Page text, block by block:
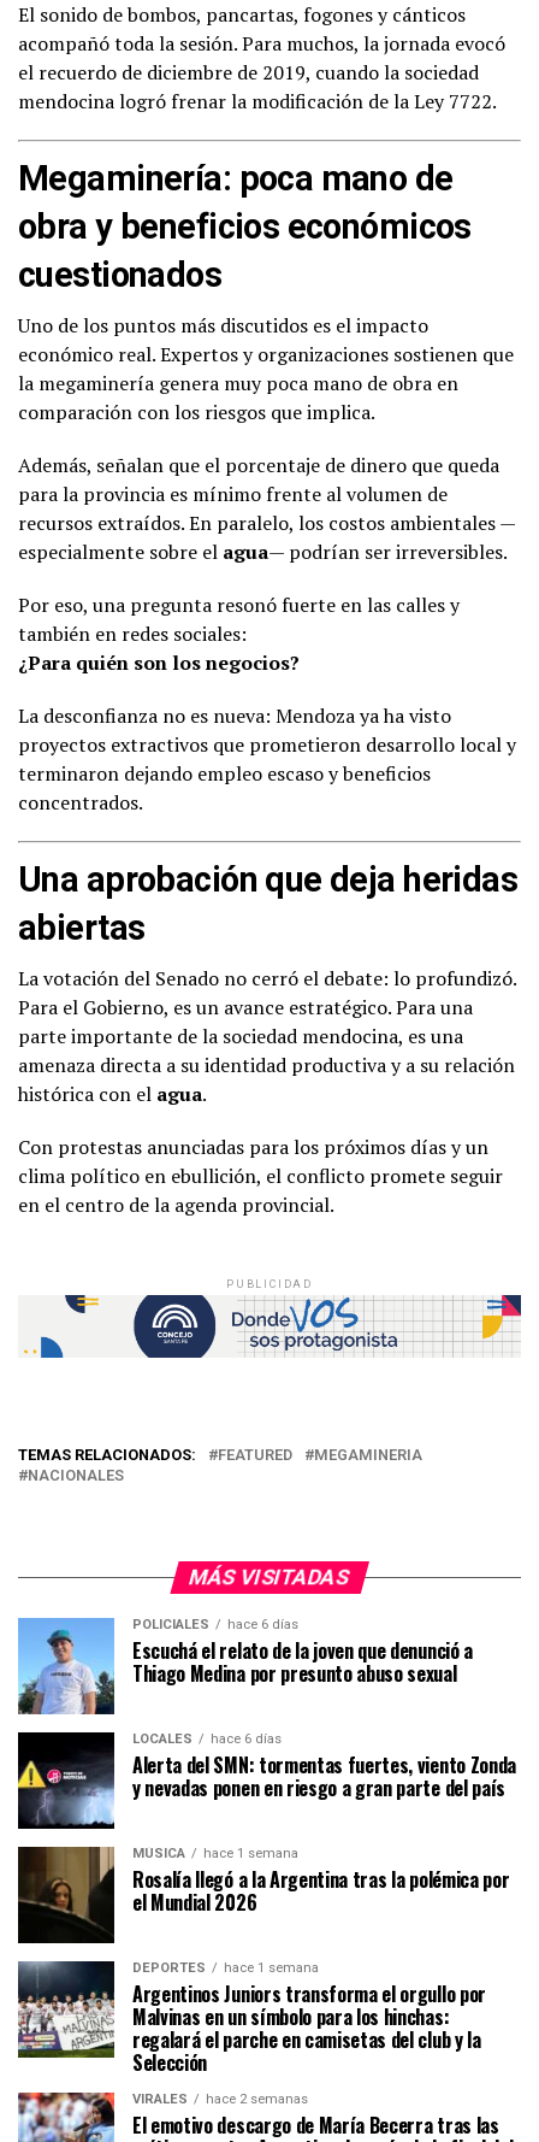
El sonido de bombos, pancartas, fogones y cánticos
acompañó toda la sesión. Para muchos, la jornada evocó
el recuerdo de diciembre de 2019, cuando la sociedad
mendocina logró frenar la modificación de la Ley 7722.
Megaminería: poca mano de
obra y beneficios económicos
cuestionados
Uno de los puntos más discutidos es el impacto
económico real. Expertos y organizaciones sostienen que
la megaminería genera muy poca mano de obra en
comparación con los riesgos que implica.
Además, señalan que el porcentaje de dinero que queda
para la provincia es mínimo frente al volumen de
recursos extraídos. En paralelo, los costos ambientales —
especialmente sobre el agua— podrían ser irreversibles.
Por eso, una pregunta resonó fuerte en las calles y
también en redes sociales:
¿Para quién son los negocios?
La desconfianza no es nueva: Mendoza ya ha visto
proyectos extractivos que prometieron desarrollo local y
terminaron dejando empleo escaso y beneficios
concentrados.
Una aprobación que deja heridas
abiertas
La votación del Senado no cerró el debate: lo profundizó.
Para el Gobierno, es un avance estratégico. Para una
parte importante de la sociedad mendocina, es una
amenaza directa a su identidad productiva y a su relación
histórica con el agua.
Con protestas anunciadas para los próximos días y un
clima político en ebullición, el conflicto promete seguir
en el centro de la agenda provincial.
PUBLICIDAD
TEMAS RELACIONADOS: FEATURED
MEGAMINERIA
NACIONALES
MÁS VISITADAS
POLICIALES hace 6 días
Escuchá el relato de la joven que denunció a
Thiago Medina por presunto abuso sexual
LOCALES hace 6 días
Alerta del SMN: tormentas fuertes, viento Zonda
y nevadas ponen en riesgo a gran parte del país
MÚSICA hace 1 semana
Rosalía llegó a la Argentina tras la polémica por
el Mundial 2026
DEPORTES hace 1 semana
Argentinos Juniors transforma el orgullo por
Malvinas en un símbolo para los hinchas:
regalará el parche en camisetas del club y la
Selección
VIRALES hace 2 semanas
El emotivo descargo de María Becerra tras las